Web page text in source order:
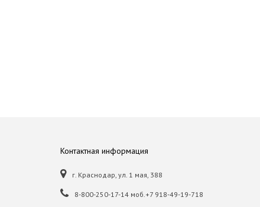
Контактная информация
г. Краснодар, ул. 1 мая, 388
8-800-250-17-14 моб.+7 918-49-19-718